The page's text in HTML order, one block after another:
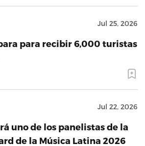
Jul 25, 2026
para recibir 6,000 turistas
Jul 22, 2026
uno de los panelistas de la
de la Música Latina 2026